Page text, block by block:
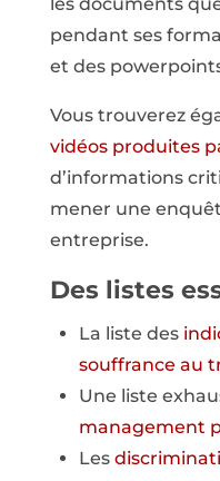
pendant ses
et des
Vous trouverez
vidéos produites
d’informations
mener une
entreprise.
Des listes
La liste des
souffrance au
Une liste
management
Les